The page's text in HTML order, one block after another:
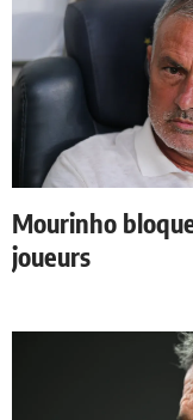
Mourinho
joueurs